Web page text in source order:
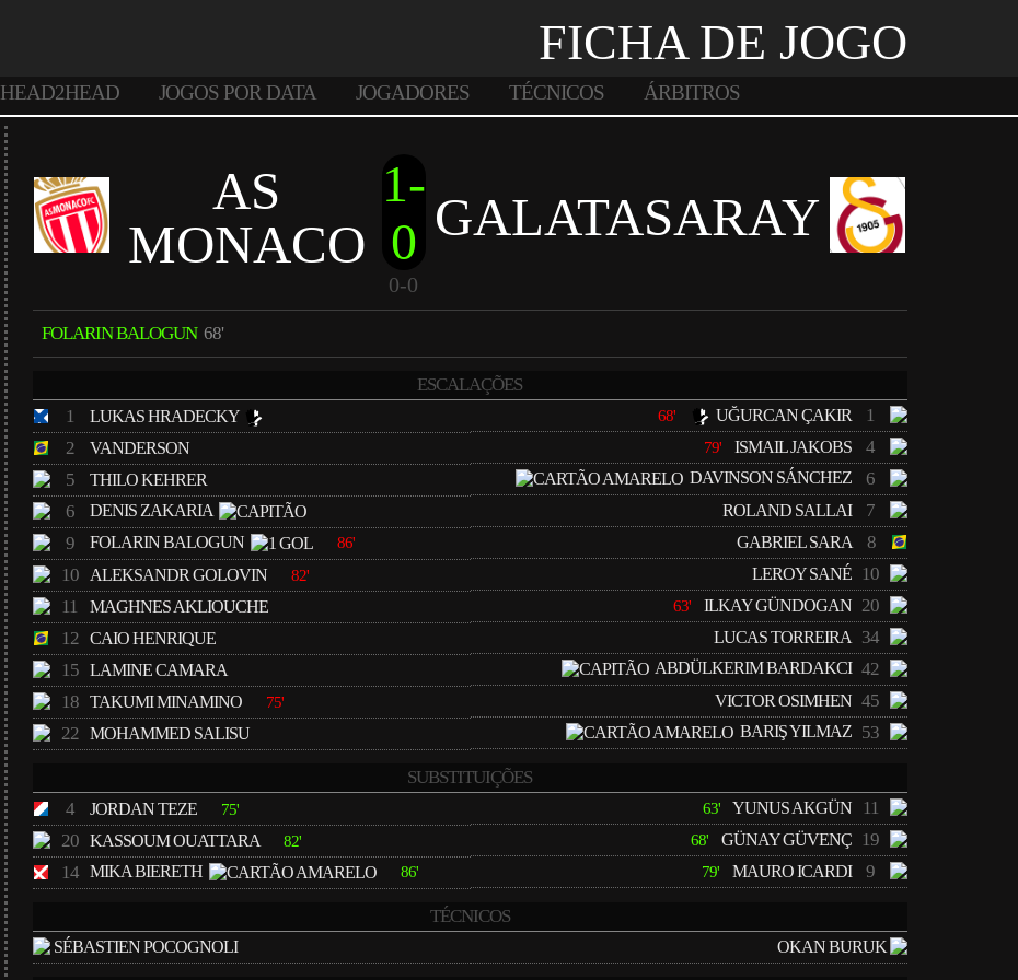
FICHA DE JOGO
HEAD2HEAD JOGOS POR DATA JOGADORES TÉCNICOS ÁRBITROS
AS
MONACO
1-
0
0-0
GALATASARAY
FOLARIN BALOGUN 68'
ESCALAÇÕES
1
LUKAS HRADECKY
2 VANDERSON
5 THILO KEHRER
6 DENIS ZAKARIA
9 FOLARIN BALOGUN 86'
10 ALEKSANDR GOLOVIN 82'
11 MAGHNES AKLIOUCHE
12 CAIO HENRIQUE
15 LAMINE CAMARA
18 TAKUMI MINAMINO 75'
22 MOHAMMED SALISU
68' UĞURCAN ÇAKIR 1
79' ISMAIL JAKOBS 4
DAVINSON SÁNCHEZ 6
ROLAND SALLAI 7
GABRIEL SARA 8
LEROY SANÉ 10
63' ILKAY GÜNDOGAN 20
LUCAS TORREIRA 34
ABDÜLKERIM BARDAKCI 42
VICTOR OSIMHEN 45
BARIŞ YILMAZ 53
SUBSTITUIÇÕES
4
JORDAN TEZE 75'
20 KASSOUM OUATTARA 82'
14 MIKA BIERETH 86'
63' YUNUS AKGÜN 11
68' GÜNAY GÜVENÇ 19
79' MAURO ICARDI 9
TÉCNICOS
SÉBASTIEN POCOGNOLI OKAN BURUK